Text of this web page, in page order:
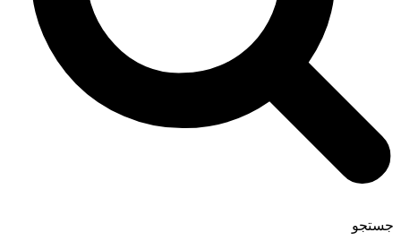
جستجو